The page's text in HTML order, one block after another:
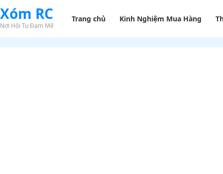
Xóm RC
Nơi Hội Tụ Đam Mê
Trang chủ Kinh Nghiệm Mua Hàng